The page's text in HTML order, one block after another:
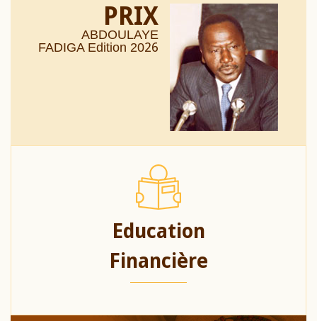
PRIX
ABDOULAYE
FADIGA Edition 2026
Education
Financière